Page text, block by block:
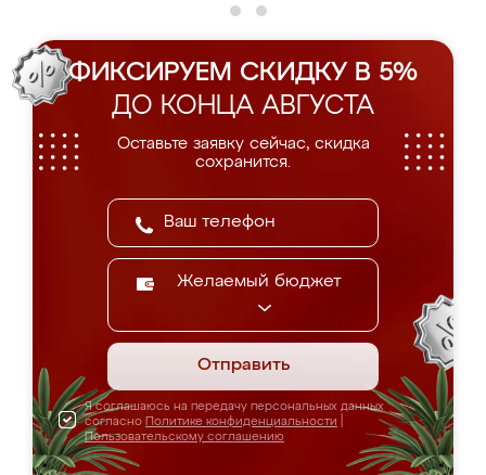
ФИКСИРУЕМ СКИДКУ В 5%
ДО КОНЦА АВГУСТА
Оставьте заявку сейчас, скидка
сохранится.
Желаемый бюджет
Отправить
Я соглашаюсь на передачу персональных данных
согласно Политике конфиденциальности
Пользовательскому соглашению